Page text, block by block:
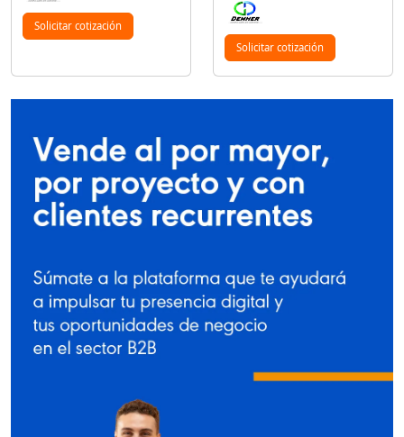
Solicitar cotización
Solicitar cotización